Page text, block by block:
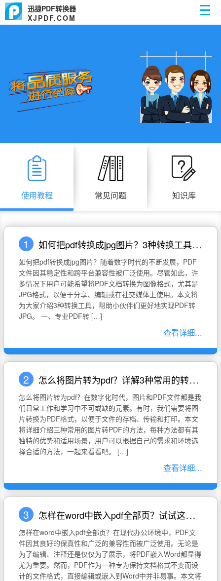
迅捷PDF转换器
XJPDF.COM
使用教程 常见问题 知识库
1 如何把pdf转换成jpg图片？3种转换工具推荐
如何把pdf转换成jpg图片？随着数字时代的不断发展，PDF
文件因其稳定性和跨平台兼容性被广泛使用。尽管如此，许
多情况下用户可能希望将PDF文档转换为图像格式，尤其是
JPG格式，以便于分享、编辑或在社交媒体上使用。本文将
为大家介绍3种转换工具，帮助小伙伴们更好地实现PDF转
JPG。 一、专业PDF转 […]
查看详细...
2 怎么将图片转为pdf？详解3种常用的转换方式
怎么将图片转为pdf？在数字化时代，图片和PDF文件都是我
们日常工作和学习中不可或缺的元素。有时，我们需要将图
片转换为PDF格式，以便于文件的存档、传输和打印。本文
将详细介绍三种常用的图片转PDF的方法，每种方法都有其
独特的优势和适用场景，用户可以根据自己的需求和环境选
择合适的方法，一起来看看吧。 […]
查看详细...
3 怎样在word中嵌入pdf全部页？试试这三种方法
怎样在word中嵌入pdf全部页？在现代办公环境中，PDF文
件因其良好的保真性和广泛的兼容性而被广泛使用。无论是
为了编辑、注释还是仅仅为了展示，将PDF嵌入Word都显得
尤为重要。然而，PDF作为一种专为保持文档格式不变而设
计的文件格式，直接编辑或嵌入到Word中并非易事。本文将